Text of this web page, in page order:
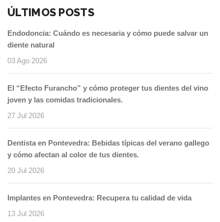
ÚLTIMOS POSTS
Endodoncia: Cuándo es necesaria y cómo puede salvar un
diente natural
03 Ago 2026
El “Efecto Furancho” y cómo proteger tus dientes del vino
joven y las comidas tradicionales.
27 Jul 2026
Dentista en Pontevedra: Bebidas típicas del verano gallego
y cómo afectan al color de tus dientes.
20 Jul 2026
Implantes en Pontevedra: Recupera tu calidad de vida
13 Jul 2026